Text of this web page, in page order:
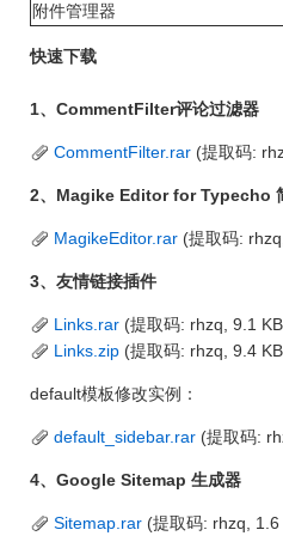
附件管理器
快速下载
1、CommentFilter评论过滤器
CommentFilter.rar (提取码:
2、Magike Editor for Typecho
MagikeEditor.rar (提取码:
3、友情链接插件
Links.rar (提取码: rhzq, 9.1
Links.zip (提取码: rhzq, 9.4
default模板修改实例：
default_sidebar.rar (提取码:
4、Google Sitemap 生成器
Sitemap.rar (提取码: rhzq,